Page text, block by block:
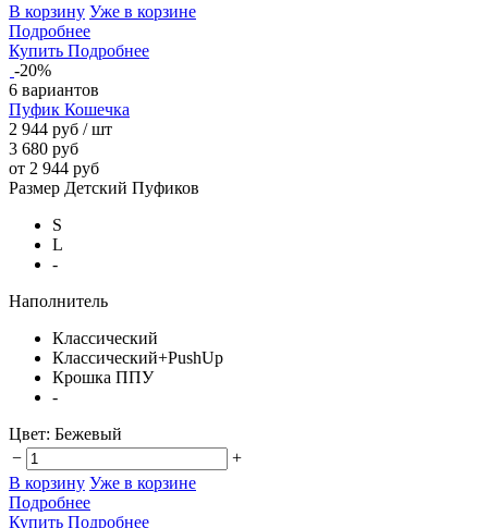
В корзину Уже в корзине
Подробнее
Купить Подробнее
-20%
6 вариантов
Пуфик Кошечка
2 944 руб / шт
3 680 руб
от 2 944 руб
Размер Детский Пуфиков
S
L
-
Наполнитель
Классический
Классический+PushUp
Крошка ППУ
-
Цвет: Бежевый
−
+
В корзину Уже в корзине
Подробнее
Купить Подробнее